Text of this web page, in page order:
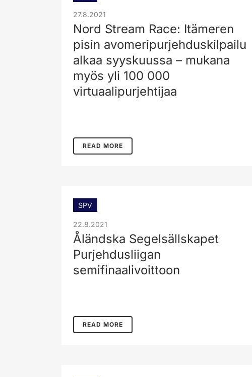
27.8.2021
Nord Stream Race: Itämeren
pisin avomeripurjehduskilpailu
alkaa syyskuussa – mukana
myös yli 100 000
virtuaalipurjehtijaa
READ MORE
SPV
22.8.2021
Åländska Segelsällskapet
Purjehdusliigan
semifinaalivoittoon
READ MORE